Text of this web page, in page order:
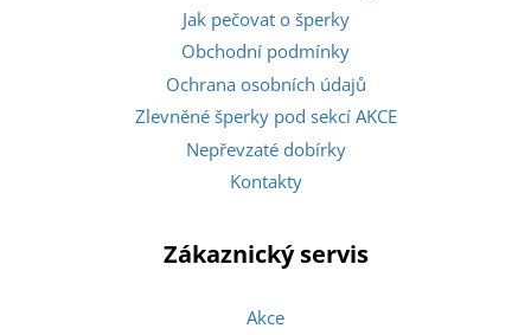
Jak pečovat o šperky
Obchodní podmínky
Ochrana osobních údajů
Zlevněné šperky pod sekcí AKCE
Nepřevzaté dobírky
Kontakty
Zákaznický servis
Akce